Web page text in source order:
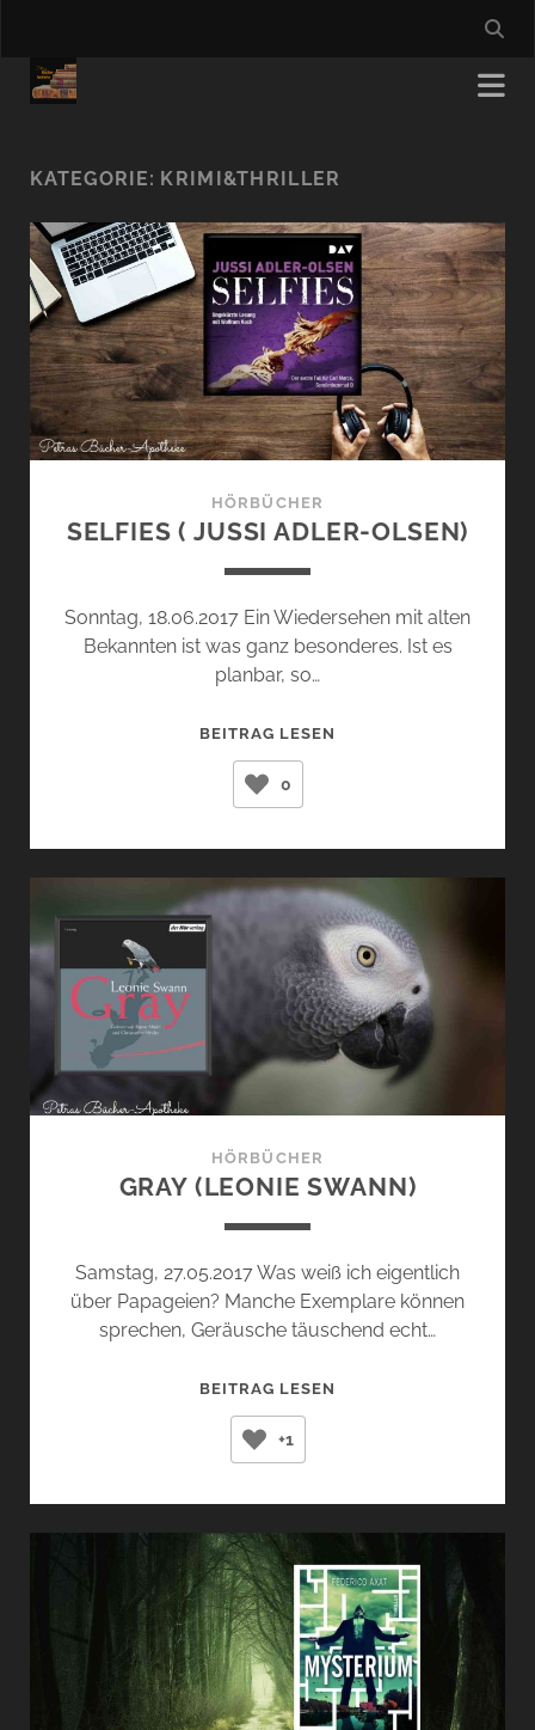
KATEGORIE: KRIMI&THRILLER
HÖRBÜCHER
SELFIES ( JUSSI ADLER-OLSEN)
Sonntag, 18.06.2017 Ein Wiedersehen mit alten
Bekannten ist was ganz besonderes. Ist es
planbar, so…
BEITRAG LESEN
OLSEN)
0
HÖRBÜCHER
GRAY (LEONIE SWANN)
Samstag, 27.05.2017 Was weiß ich eigentlich
über Papageien? Manche Exemplare können
sprechen, Geräusche täuschend echt…
BEITRAG LESEN
+1